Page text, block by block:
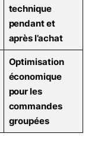
technique
pendant et
après l’achat
Optimisation
économique
pour les
commandes
groupées